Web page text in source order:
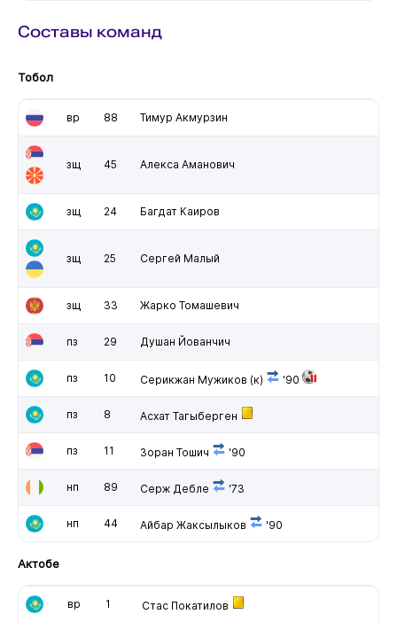
Составы команд
Тобол
вр 88 Тимур Акмурзин
зщ 45 Алекса Аманович
зщ 24 Багдат Каиров
зщ 25 Сергей Малый
зщ 33 Жарко Томашевич
пз 29 Душан Йованчич
пз 10 Серикжан Мужиков (к) '90
пз 8 Асхат Тагыберген
пз 11 Зоран Тошич '90
нп 89 Серж Дебле '73
нп 44 Айбар Жаксылыков '90
Актобе
вр 1 Стас Покатилов